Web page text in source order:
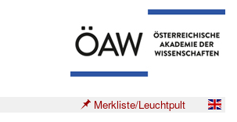
Merkliste/Leuchtpult